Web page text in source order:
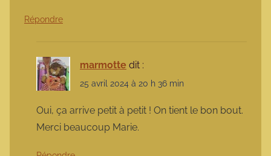
Répondre
marmotte dit :
25 avril 2024 à 20 h 36 min
Oui, ça arrive petit à petit ! On tient le bon bout.
Merci beaucoup Marie.